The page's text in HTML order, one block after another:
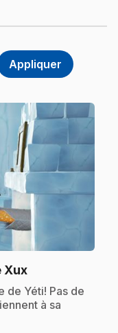
Xux.
de Yéti! Pas de
à sa